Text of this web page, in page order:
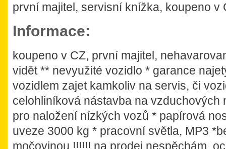
první majitel, servisní knížka, koupeno v
Informace:
koupeno v CZ, první majitel,
vidět ** nevyužité vozidlo * garance
vozidlem zajet kamkoliv na servis, či
celohliníková nástavba na vzduchových
pro naložení nízkých vozů * papírová
uveze 3000 kg * pracovní světla, MP3
močovinou !!!!!! na prodej nespěchám,